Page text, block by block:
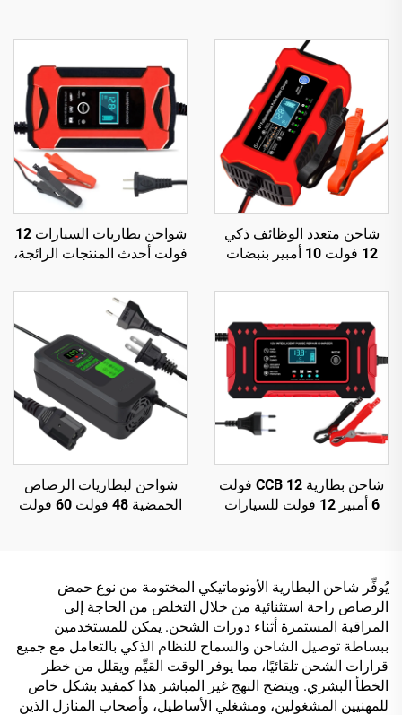
شاحن متعدد الوظائف ذكي
12 فولت 10 أمبير بنبضات
للبطاريات الرصاصية الحمضية
شواحن بطاريات السيارات 12
فولت أحدث المنتجات الرائجة،
أمبير أوتوماتيكي ذكي،
منتجات دروبشيبينغ
شاحن بطارية CCB 12 فولت
6 أمبير 12 فولت للسيارات
شواحن لبطاريات الرصاص
الحمضية 48 فولت 60 فولت
ومنفذ تيار مستمر للدراجات
الكهربائية والمركبات ذات
العجلتين
يُوفِّر شاحن البطارية الأوتوماتيكي المختومة من نوع حمض
الرصاص راحة استثنائية من خلال التخلص من الحاجة إلى
المراقبة المستمرة أثناء دورات الشحن. يمكن للمستخدمين
ببساطة توصيل الشاحن والسماح للنظام الذكي بالتعامل مع جميع
قرارات الشحن تلقائيًا، مما يوفر الوقت القيِّم ويقلل من خطر
الخطأ البشري. ويتضح النهج غير المباشر هذا كمفيد بشكل خاص
للمهنيين المشغولين، ومشغلي الأساطيل، وأصحاب المنازل الذين